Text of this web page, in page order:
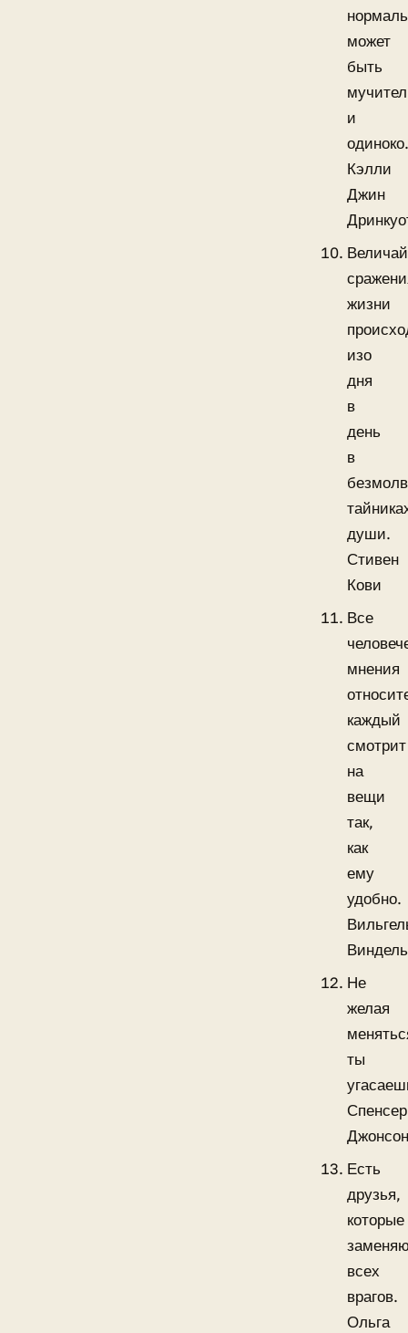
может
быть
и
Кэлли
Джин
жизни
изо
дня
в
день
в
души.
Стивен
Кови
Все
мнения
каждый
смотрит
на
вещи
так,
как
ему
удобно.
Не
желая
ты
Спенсер
Есть
друзья,
которые
всех
врагов.
Ольга